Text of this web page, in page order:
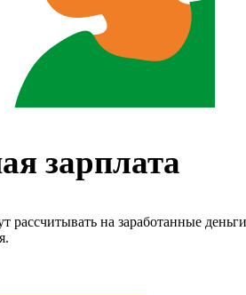
зарплата
рассчитывать на заработанные